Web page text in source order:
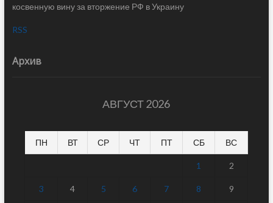
косвенную вину за вторжение РФ в Украину
RSS
Архив
АВГУСТ 2026
ПН ВТ СР ЧТ ПТ СБ ВС
1 2
3 4 5 6 7 8 9